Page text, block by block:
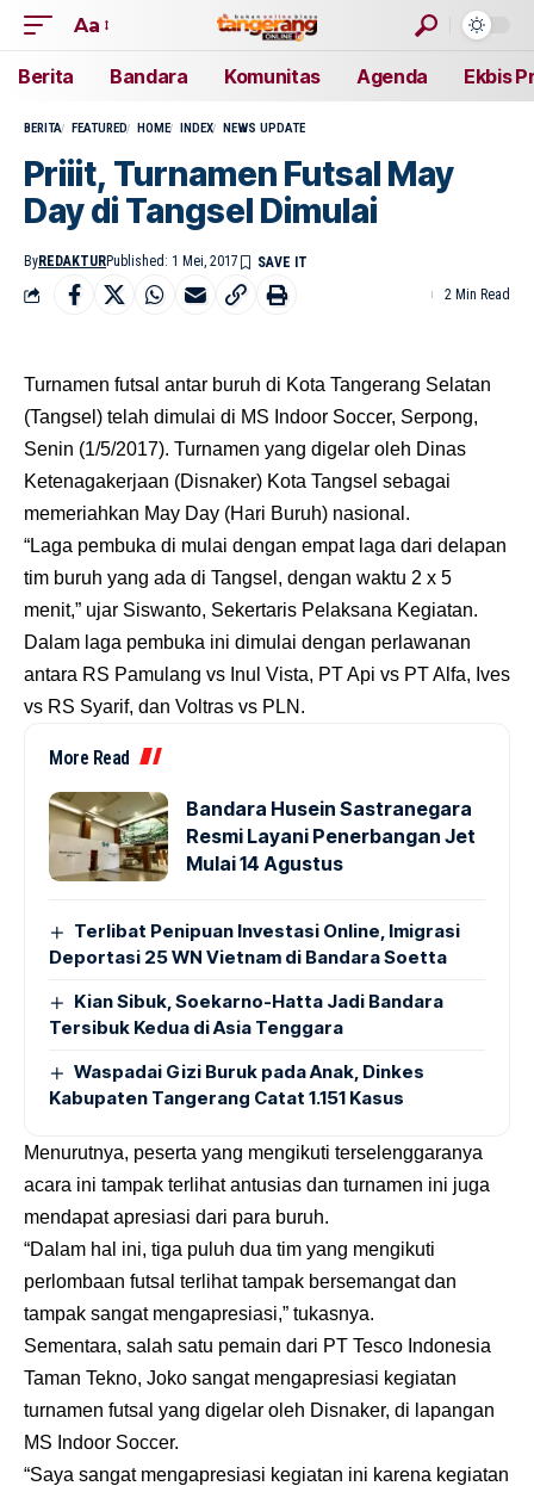
Aa
Berita Bandara Komunitas Agenda Ekbis
BERITA FEATURED HOME INDEX NEWS UPDATE
Priiit, Turnamen Futsal May
Day di Tangsel Dimulai
ByREDAKTURPublished: 1 Mei, 2017
2 Min Read
Turnamen futsal antar buruh di Kota Tangerang Selatan
(Tangsel) telah dimulai di MS Indoor Soccer, Serpong,
Senin (1/5/2017). Turnamen yang digelar oleh Dinas
Ketenagakerjaan (Disnaker) Kota Tangsel sebagai
memeriahkan May Day (Hari Buruh) nasional.
“Laga pembuka di mulai dengan empat laga dari delapan
tim buruh yang ada di Tangsel, dengan waktu 2 x 5
menit,” ujar Siswanto, Sekertaris Pelaksana Kegiatan.
Dalam laga pembuka ini dimulai dengan perlawanan
antara RS Pamulang vs Inul Vista, PT Api vs PT Alfa, Ives
vs RS Syarif, dan Voltras vs PLN.
More Read
Bandara Husein Sastranegara
Resmi Layani Penerbangan Jet
Mulai 14 Agustus
Terlibat Penipuan Investasi Online, Imigrasi
Deportasi 25 WN Vietnam di Bandara Soetta
Kian Sibuk, Soekarno-Hatta Jadi Bandara
Tersibuk Kedua di Asia Tenggara
Waspadai Gizi Buruk pada Anak, Dinkes
Kabupaten Tangerang Catat 1.151 Kasus
Menurutnya, peserta yang mengikuti terselenggaranya
acara ini tampak terlihat antusias dan turnamen ini juga
mendapat apresiasi dari para buruh.
“Dalam hal ini, tiga puluh dua tim yang mengikuti
perlombaan futsal terlihat tampak bersemangat dan
tampak sangat mengapresiasi,” tukasnya.
Sementara, salah satu pemain dari PT Tesco Indonesia
Taman Tekno, Joko sangat mengapresiasi kegiatan
turnamen futsal yang digelar oleh Disnaker, di lapangan
MS Indoor Soccer.
“Saya sangat mengapresiasi kegiatan ini karena kegiatan